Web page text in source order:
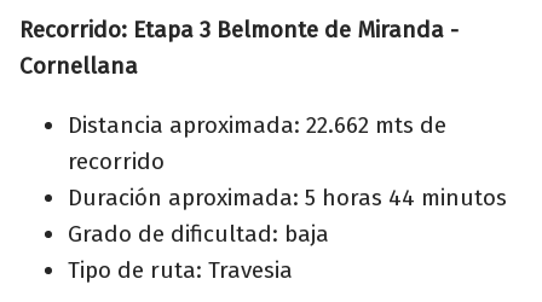
Recorrido: Etapa 3 Belmonte de Miranda -
Cornellana
Distancia aproximada: 22.662 mts de
recorrido
Duración aproximada: 5 horas 44 minutos
Grado de dificultad: baja
Tipo de ruta: Travesia